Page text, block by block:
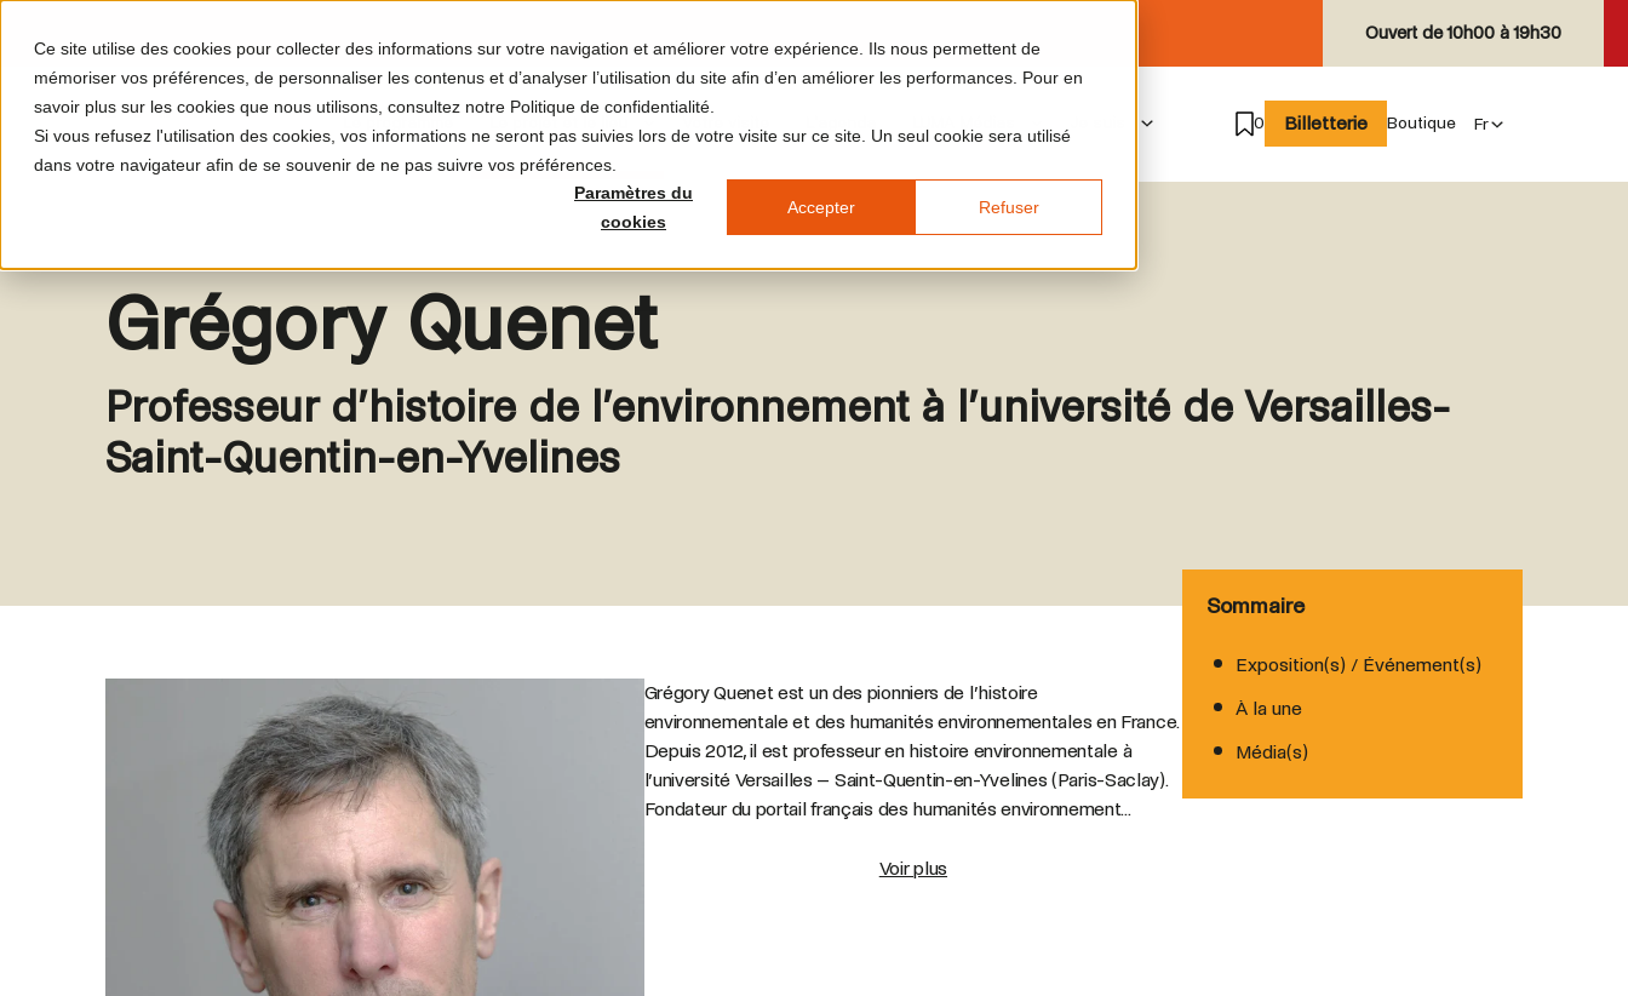
Ce site utilise des cookies pour collecter des informations sur votre navigation et améliorer votre expérience. Ils nous permettent de
mémoriser vos préférences, de personnaliser les contenus et d’analyser l’utilisation du site afin d’en améliorer les performances. Pour en
savoir plus sur les cookies que nous utilisons, consultez notre Politique de confidentialité.
Si vous refusez l'utilisation des cookies, vos informations ne seront pas suivies lors de votre visite sur ce site. Un seul cookie sera utilisé
dans votre navigateur afin de se souvenir de ne pas suivre vos préférences.
Paramètres du
cookies
Accepter Refuser
Ouvert de10h00 à 19h30
0 Billetterie Boutique
Grégory Quenet
Professeur d’histoire de l’environnement à l’université de Versailles-
Saint-Quentin-en-Yvelines
Grégory Quenet est un des pionniers de l’histoire
environnementale et des humanités environnementales en France.
Depuis 2012, il est professeur en histoire environnementale à
l’université Versailles – Saint-Quentin-en-Yvelines (Paris-Saclay).
Fondateur du portail français des humanités environnement...
Voir plus
Sommaire
Exposition(s) / Événement(s)
À la une
Média(s)